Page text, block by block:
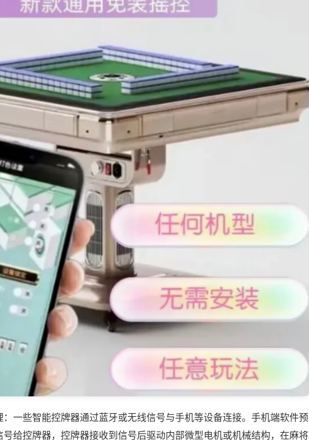
一些智能控牌器通过蓝牙或无线信号与手机等设备连接。手机端软件预
给控牌器，控牌器接收到信号后驱动内部微型电机或机械结构，在麻将